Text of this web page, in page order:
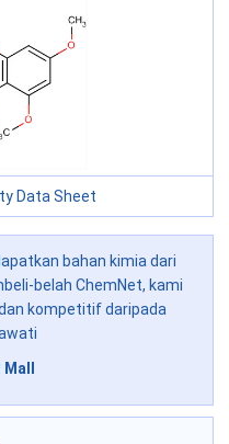
Data Sheet
bahan kimia dari
belah ChemNet, kami
kompetitif daripada